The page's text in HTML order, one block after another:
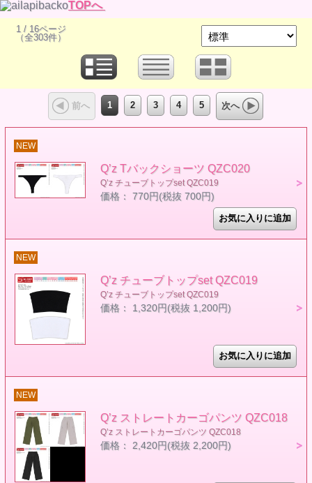
TOPへ
1 / 16ページ
（全303件）
前へ 1 2 3 4 5 次へ
NEW
Q’z Tバックショーツ QZC020
Q’z チューブトップset QZC019
価格： 770円(税抜 700円)
NEW
Q’z チューブトップset QZC019
Q’z チューブトップset QZC019
価格： 1,320円(税抜 1,200円)
NEW
Q’z ストレートカーゴパンツ QZC018
Q’z ストレートカーゴパンツ QZC018
価格： 2,420円(税抜 2,200円)